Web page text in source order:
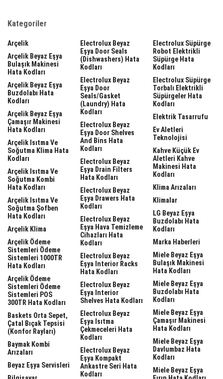
Kategoriler
Arçelik
Arçelik Beyaz Eşya
Bulaşık Makinesi
Hata Kodları
Arçelik Beyaz Eşya
Buzdolabı Hata
Kodları
Arçelik Beyaz Eşya
Çamaşır Makinesi
Hata Kodları
Arçelik Isıtma Ve
Soğutma Klima Hata
Kodları
Arçelik Isıtma Ve
Soğutma Kombi
Hata Kodları
Arçelik Isıtma Ve
Soğutma Şofben
Hata Kodları
Arçelik Klima
Arçelik Ödeme
Sistemleri Ödeme
Sistemleri 1000TR
Hata Kodları
Arçelik Ödeme
Sistemleri Ödeme
Sistemleri POS
300TR Hata Kodları
Baskets Orta Sepet,
Çatal Bıçak Tepsisi
(Konfor Rayları)
Baymak Kombi
Arızaları
Beyaz Eşya Servisleri
Electrolux Beyaz
Eşya Door Seals
(dishwashers) Hata
Kodları
Electrolux Beyaz
Eşya Door
Seals/gasket
(laundry) Hata
Kodları
Electrolux Beyaz
Eşya Door Shelves
And Bins Hata
Kodları
Electrolux Beyaz
Eşya Drain Filters
Hata Kodları
Electrolux Beyaz
Eşya Drawers Hata
Kodları
Electrolux Beyaz
Eşya Hava Temizleme
Cihazları Hata
Kodları
Electrolux Beyaz
Eşya Interior Racks
Hata Kodları
Electrolux Beyaz
Eşya Interior
Shelves Hata Kodları
Electrolux Beyaz
Eşya Isıtma
Çekmeceleri Hata
Kodları
Electrolux Beyaz
Eşya Kompakt
Ankastre Seri Hata
Kodları
Electrolux Süpürge
Robot Elektrikli
Süpürge Hata
Kodları
Electrolux Süpürge
Torbalı Elektrikli
Süpürgeler Hata
Kodları
Elektrik Tasarrufu
Ev Aletleri
Teknolojisi
Kahve Küçük Ev
Aletleri Kahve
Makinesi Hata
Kodları
Klima Arızaları
Klimalar
LG Beyaz Eşya
Buzdolabı Hata
Kodları
Marka Haberleri
Miele Beyaz Eşya
Bulaşık Makinesi
Hata Kodları
Miele Beyaz Eşya
Buzdolabı Hata
Kodları
Miele Beyaz Eşya
Çamaşır Makinesi
Hata Kodları
Miele Beyaz Eşya
Davlumbaz Hata
Kodları
Miele Beyaz Eşya